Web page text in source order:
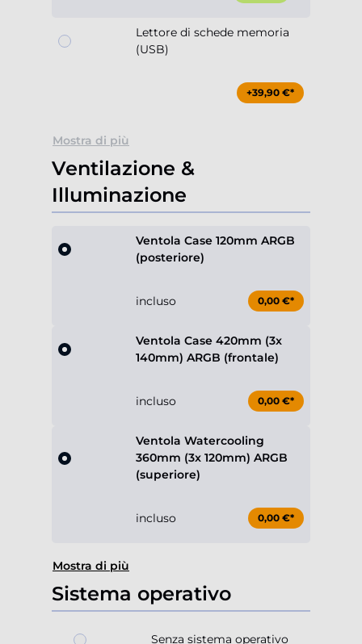
Lettore di schede memoria
(USB)
+39,90 €*
Mostra di più
Ventilazione &
Illuminazione
Ventola Case 120mm ARGB
(posteriore)
incluso 0,00 €*
Ventola Case 420mm (3x
140mm) ARGB (frontale)
incluso 0,00 €*
Ventola Watercooling
360mm (3x 120mm) ARGB
(superiore)
incluso 0,00 €*
Mostra di più
Sistema operativo
Senza sistema operativo